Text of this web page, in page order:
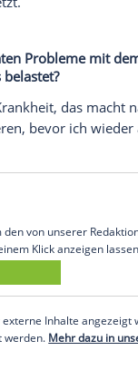
sind und
Mehrwert
Crossover-
die CD.
die die Fans
Es wird